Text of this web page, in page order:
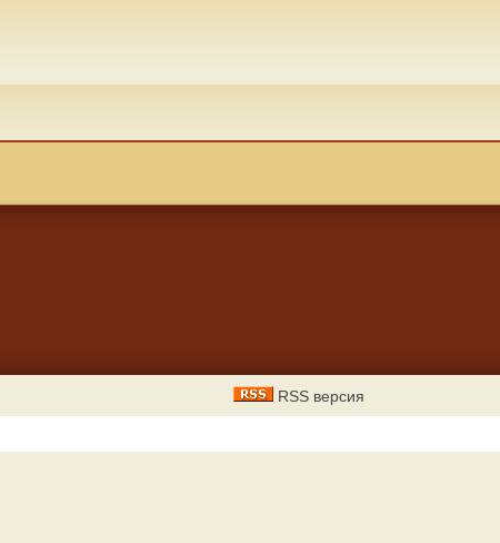
RSS версия